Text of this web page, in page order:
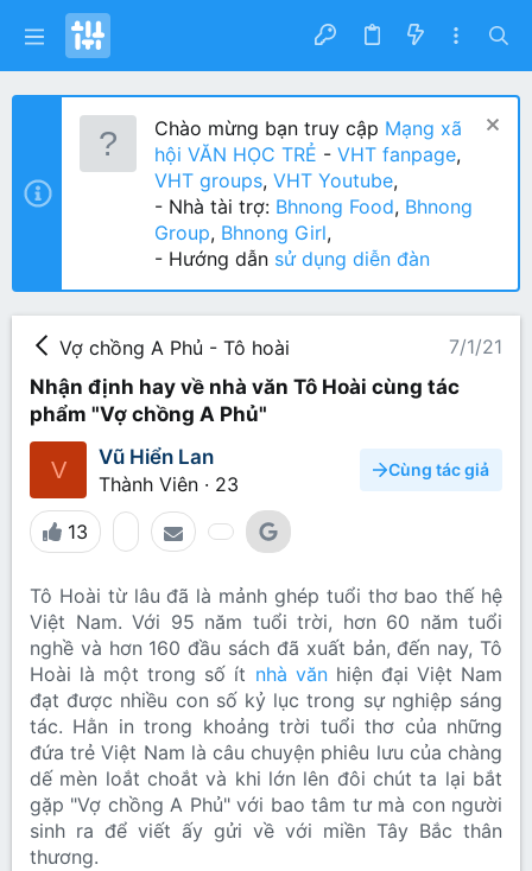
Chào mừng bạn truy cập Mạng xã
hội VĂN HỌC TRẺ - VHT fanpage,
VHT groups, VHT Youtube,
- Nhà tài trợ: Bhnong Food, Bhnong
Group, Bhnong Girl,
- Hướng dẫn sử dụng diễn đàn
Vợ chồng A Phủ - Tô hoài
7/1/21
Nhận định hay về nhà văn Tô Hoài cùng tác
phẩm "Vợ chồng A Phủ"
V
Vũ Hiển Lan
Thành Viên · 23
Cùng tác giả
13
Tô Hoài từ lâu đã là mảnh ghép tuổi thơ bao thế hệ
Việt Nam. Với 95 năm tuổi trời, hơn 60 năm tuổi
nghề và hơn 160 đầu sách đã xuất bản, đến nay, Tô
Hoài là một trong số ít nhà vănhiện đại Việt Nam
đạt được nhiều con số kỷ lục trong sự nghiệp sáng
tác. Hằn in trong khoảng trời tuổi thơ của những
đứa trẻ Việt Nam là câu chuyện phiêu lưu của chàng
dế mèn loắt choắt và khi lớn lên đôi chút ta lại bắt
gặp "Vợ chồng A Phủ" với bao tâm tư mà con người
sinh ra để viết ấy gửi về với miền Tây Bắc thân
thương.